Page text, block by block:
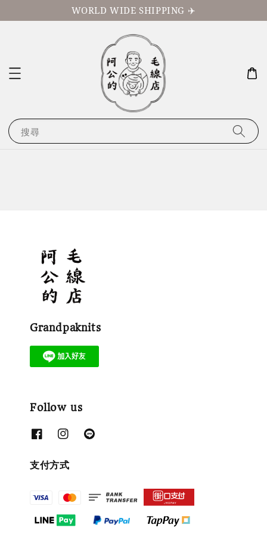
WORLD WIDE SHIPPING ✈️
搜尋
Grandpaknits
Follow us
支付方式